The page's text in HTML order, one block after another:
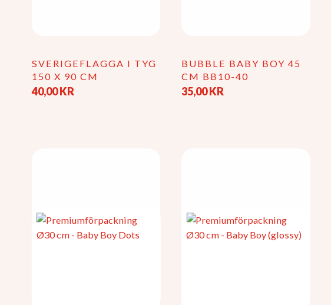
SVERIGEFLAGGA I TYG
150 X 90 CM
40,00KR
BUBBLE BABY BOY 45
CM BB10-40
35,00KR